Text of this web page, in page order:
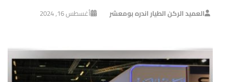
العميد الركن الطيار اندره بومعشر أغسطس 16, 2024